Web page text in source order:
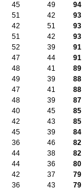
45 49 94
51 42 93
42 51 93
51 42 93
52 39 91
47 44 91
48 41 89
49 39 88
47 41 88
48 39 87
40 45 85
42 43 85
45 39 84
36 46 82
44 38 82
44 36 80
42 37 79
36 43 79